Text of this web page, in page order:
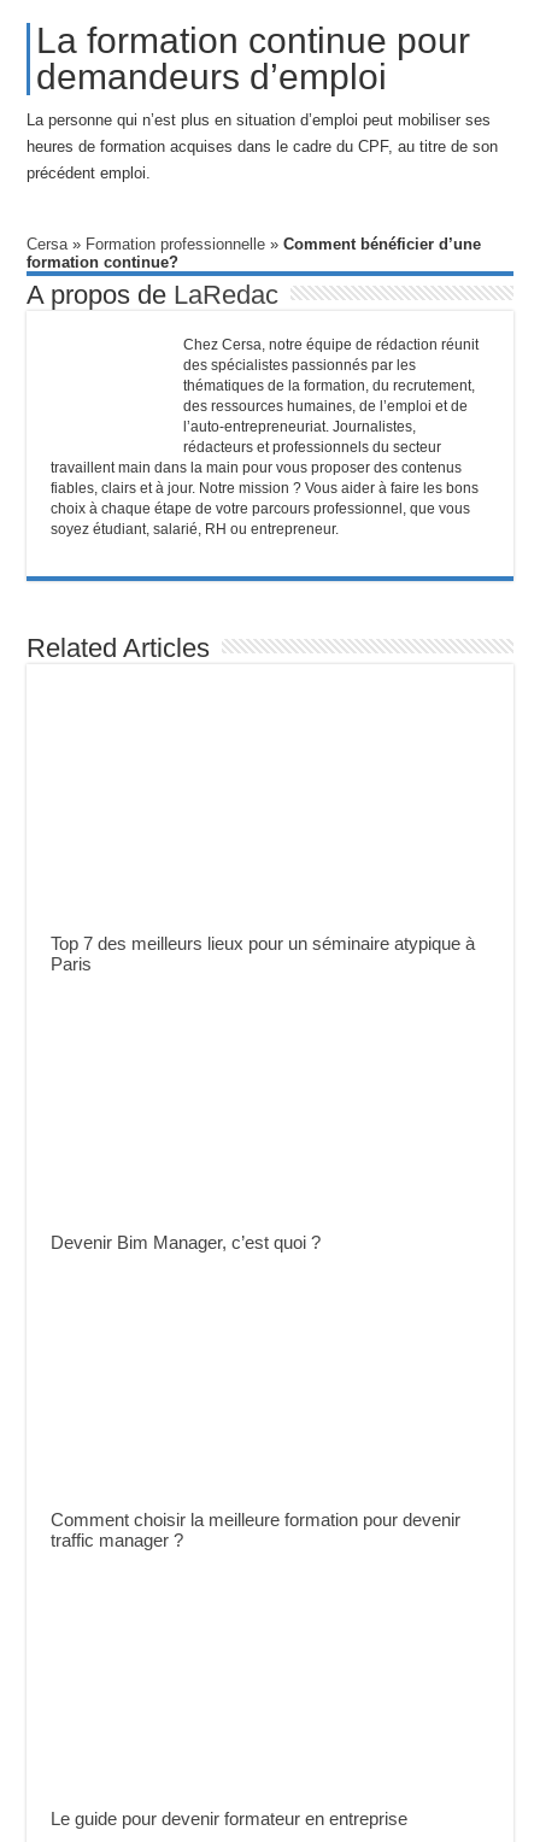
La formation continue pour
demandeurs d’emploi
La personne qui n’est plus en situation d’emploi peut mobiliser ses
heures de formation acquises dans le cadre du CPF, au titre de son
précédent emploi.
Cersa» Formation professionnelle »Comment bénéficier d’une
formation continue?
A propos de LaRedac
Chez Cersa, notre équipe de rédaction réunit
des spécialistes passionnés par les
thématiques de la formation, du recrutement,
des ressources humaines, de l’emploi et de
l’auto-entrepreneuriat. Journalistes,
rédacteurs et professionnels du secteur
travaillent main dans la main pour vous proposer des contenus
fiables, clairs et à jour. Notre mission ? Vous aider à faire les bons
choix à chaque étape de votre parcours professionnel, que vous
soyez étudiant, salarié, RH ou entrepreneur.
Related Articles
Top 7 des meilleurs lieux pour un séminaire atypique à
Paris
Devenir Bim Manager, c’est quoi ?
Comment choisir la meilleure formation pour devenir
traffic manager ?
Le guide pour devenir formateur en entreprise